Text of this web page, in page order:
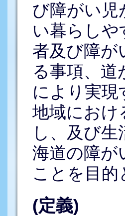
び障がい児
い暮らし
者及び障が
る事項、道
により実
地域におけ
し、及び
海道の障が
ことを目的
(定義)